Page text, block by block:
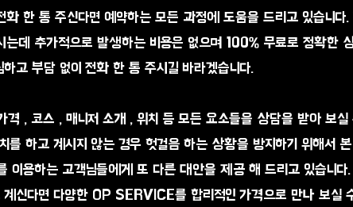
화 한 통 주신다면 예약하는 모든 과정에 도움을 드리고 있습니다.
는데 추가적으로 발생하는 비용은 없으며 100% 무료로 정확한
고 부담 없이 전화 한 통 주시길 바라겠습니다.
격 , 코스 , 매니저 소개 , 위치 등 모든 요소들을 상담을 받아 보실
를 하고 계시지 않는 경우 헛걸음 하는 상황을 방지하기 위해서
이용하는 고객님들에게 또 다른 대안을 제공 해 드리고 있습니다
계신다면 다양한 OP SERVICE를 합리적인 가격으로 만나 보실